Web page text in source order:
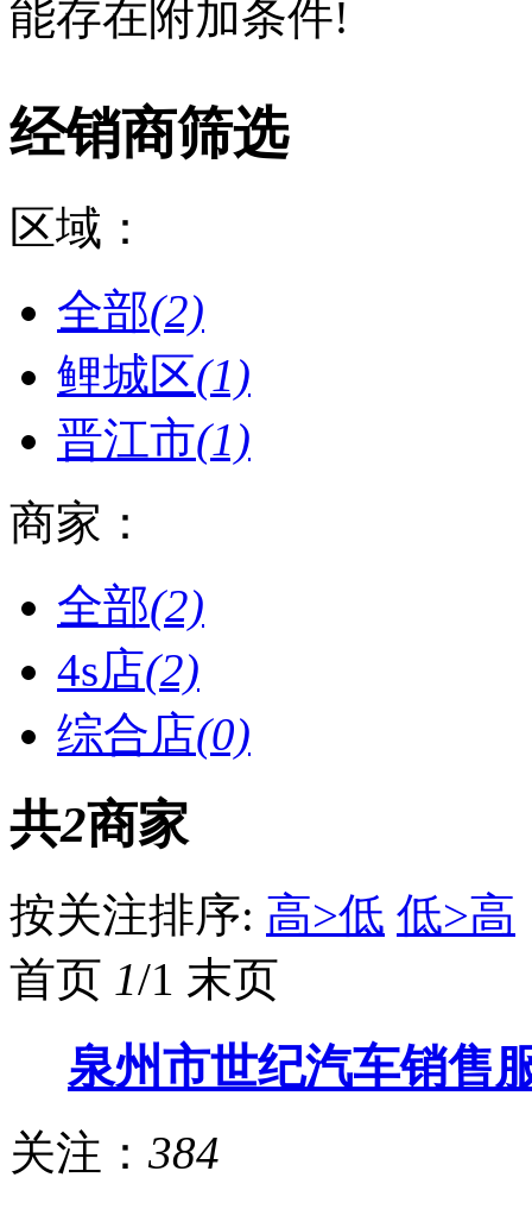
能存在附加条件!
经销商筛选
区域：
全部(2)
鲤城区(1)
晋江市(1)
商家：
全部(2)
4s店(2)
综合店(0)
共2商家
按关注排序: 高>低 低>高
首页 1/1 末页
泉州市世纪汽车销售
关注： 384